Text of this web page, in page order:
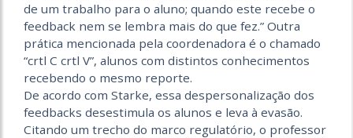
de um trabalho para o aluno; quando este recebe o
feedback nem se lembra mais do que fez.” Outra
prática mencionada pela coordenadora é o chamado
“crtl C crtl V”, alunos com distintos conhecimentos
recebendo o mesmo reporte.
De acordo com Starke, essa despersonalização dos
feedbacks desestimula os alunos e leva à evasão.
Citando um trecho do marco regulatório, o professor